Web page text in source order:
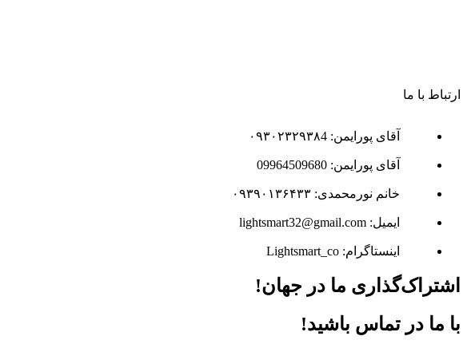
ارتباط با ما
آقای پورایمن: ۰۹۳۰۲۳۲۹۳۸4
آقای پورایمن: 09964509680
خانم نورمحمدی: ۰۹۳۹۰۱۳۶۴۳۳
ایمیل: lightsmart32@gmail.com
اینستاگرام: Lightsmart_co
اشتراک‌گذاری ما در جهان!
با ما در تماس باشید!